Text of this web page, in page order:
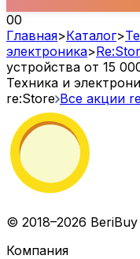
00
Главная>Каталог>
электроника>
устройства от 15
Техника и
re:Store Все акции
© 2018–2026 BeriBuy
Компания